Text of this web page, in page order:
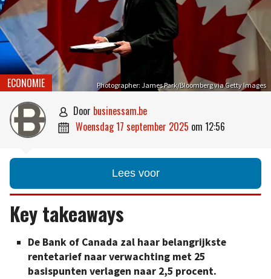
Photographer: James Park/Bloomberg via Getty Images
ECONOMIE
 door businessam.be
 woensdag 17 september 2025 om 12:56
Lees voor
Key takeaways
De Bank of Canada zal haar belangrijkste
rentetarief naar verwachting met 25
basispunten verlagen naar 2,5 procent.